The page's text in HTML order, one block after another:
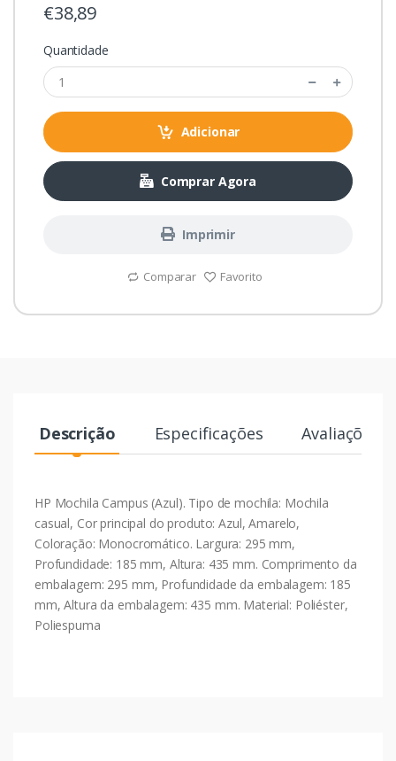
€38,89
Quantidade
Adicionar
Comprar Agora
Imprimir
Comparar Favorito
Descrição Especificações Avaliações
HP Mochila Campus (Azul). Tipo de mochila: Mochila
casual, Cor principal do produto: Azul, Amarelo,
Coloração: Monocromático. Largura: 295 mm,
Profundidade: 185 mm, Altura: 435 mm. Comprimento da
embalagem: 295 mm, Profundidade da embalagem: 185
mm, Altura da embalagem: 435 mm. Material: Poliéster,
Poliespuma